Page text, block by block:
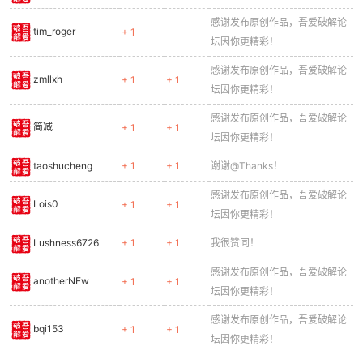
tim_roger + 1
感谢发布原创作品，吾爱破解论
坛因你更精彩！
zmllxh + 1 + 1
感谢发布原创作品，吾爱破解论
坛因你更精彩！
简减 + 1 + 1
感谢发布原创作品，吾爱破解论
坛因你更精彩！
taoshucheng + 1 + 1 谢谢@Thanks！
Lois0 + 1 + 1
感谢发布原创作品，吾爱破解论
坛因你更精彩！
Lushness6726 + 1 + 1 我很赞同！
anotherNEw + 1 + 1
感谢发布原创作品，吾爱破解论
坛因你更精彩！
bqi153 + 1 + 1
感谢发布原创作品，吾爱破解论
坛因你更精彩！